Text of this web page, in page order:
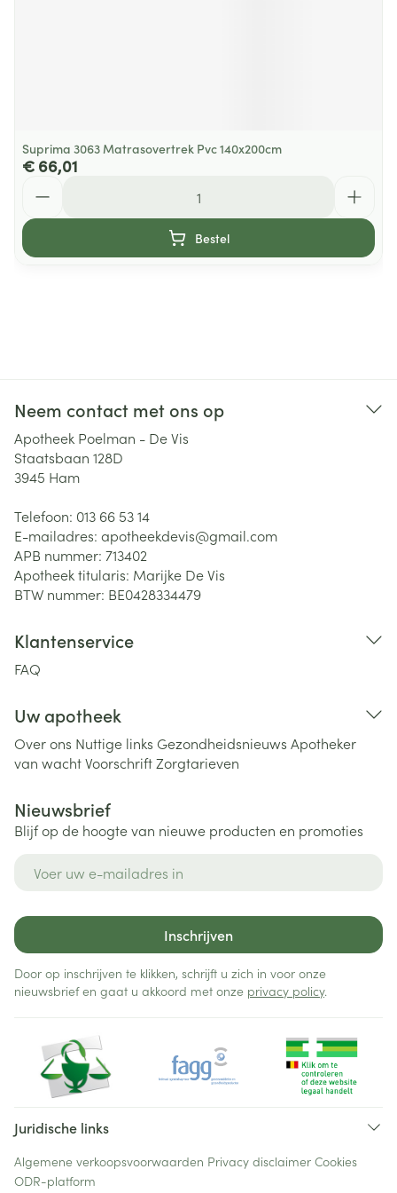
Suprima 3063 Matrasovertrek Pvc 140x200cm
€ 66,01
Bestel
Neem contact met ons op
Apotheek Poelman - De Vis
Staatsbaan 128D
3945 Ham
Telefoon: 013 66 53 14
E-mailadres: apotheekdevis@gmail.com
APB nummer: 713402
Apotheek titularis: Marijke De Vis
BTW nummer: BE0428334479
Klantenservice
FAQ
Uw apotheek
Over ons Nuttige links Gezondheidsnieuws Apotheker
van wachtVoorschriftZorgtarieven
Nieuwsbrief
Blijf op de hoogte van nieuwe producten en promoties
Inschrijven
Door op inschrijven te klikken, schrijft u zich in voor onze
nieuwsbrief en gaat u akkoord met onze privacy policy.
Juridische links
Algemene verkoopsvoorwaarden Privacy disclaimer Cookies
ODR-platform